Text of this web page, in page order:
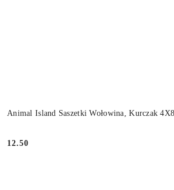
Animal Island Saszetki Wołowina, Kurczak
Cena:
12.50